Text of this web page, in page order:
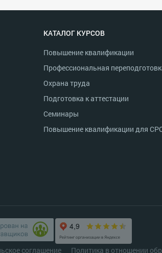
КАТАЛОГ КУРСОВ
Повышение квалификации
Профессиональная
Охрана труда
Подготовка к аттестации
Семинары
Повышение квалификации для
соглашение Политика в отношении